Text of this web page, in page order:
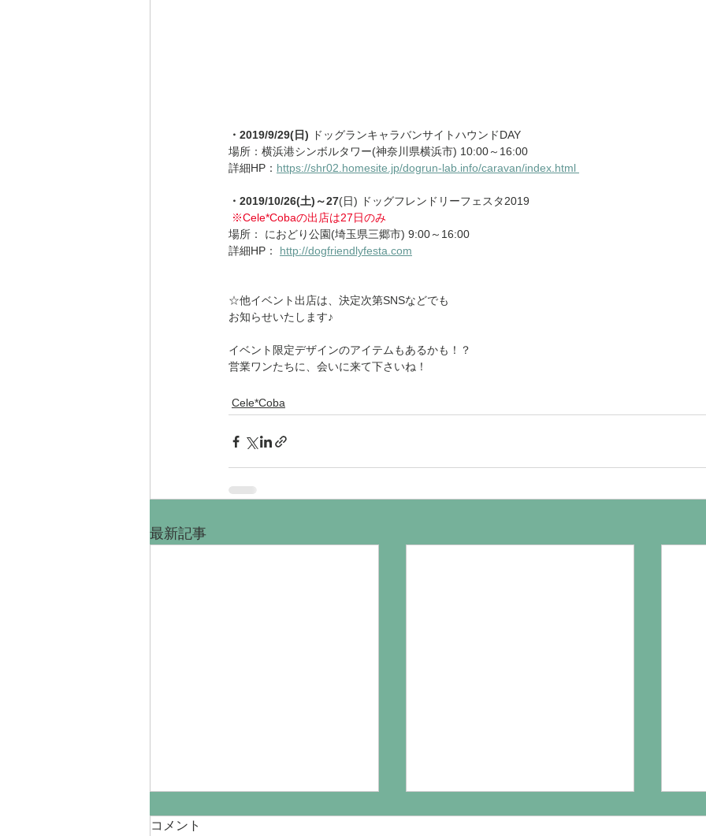
・2019/9/29(日) ドッグランキャラバンサイトハウンドDAY
場所：横浜港シンボルタワー(神奈川県横浜市) 10:00～16:00
詳細HP： https://shr02.homesite.jp/dogrun-lab.info/caravan/index.html
・2019/10/26(土)～27(日) ドッグフレンドリーフェスタ2019
※Cele*Cobaの出店は27日のみ
場所： におどり公園(埼玉県三郷市) 9:00～16:00
詳細HP： http://dogfriendlyfesta.com
☆他イベント出店は、決定次第SNSなどでも
お知らせいたします♪
イベント限定デザインのアイテムもあるかも！？
営業ワンたちに、会いに来て下さいね！
Cele*Coba
最新記事
コメント